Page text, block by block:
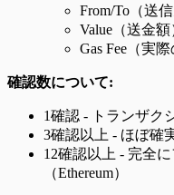
From/To（送
Value（送金額
Gas Fee（実際
確認数について:
1確認 - トランザク
3確認以上 - ほぼ確
12確認以上 - 完全
（Ethereum）